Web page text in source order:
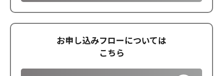
お申し込みフローについては
こちら